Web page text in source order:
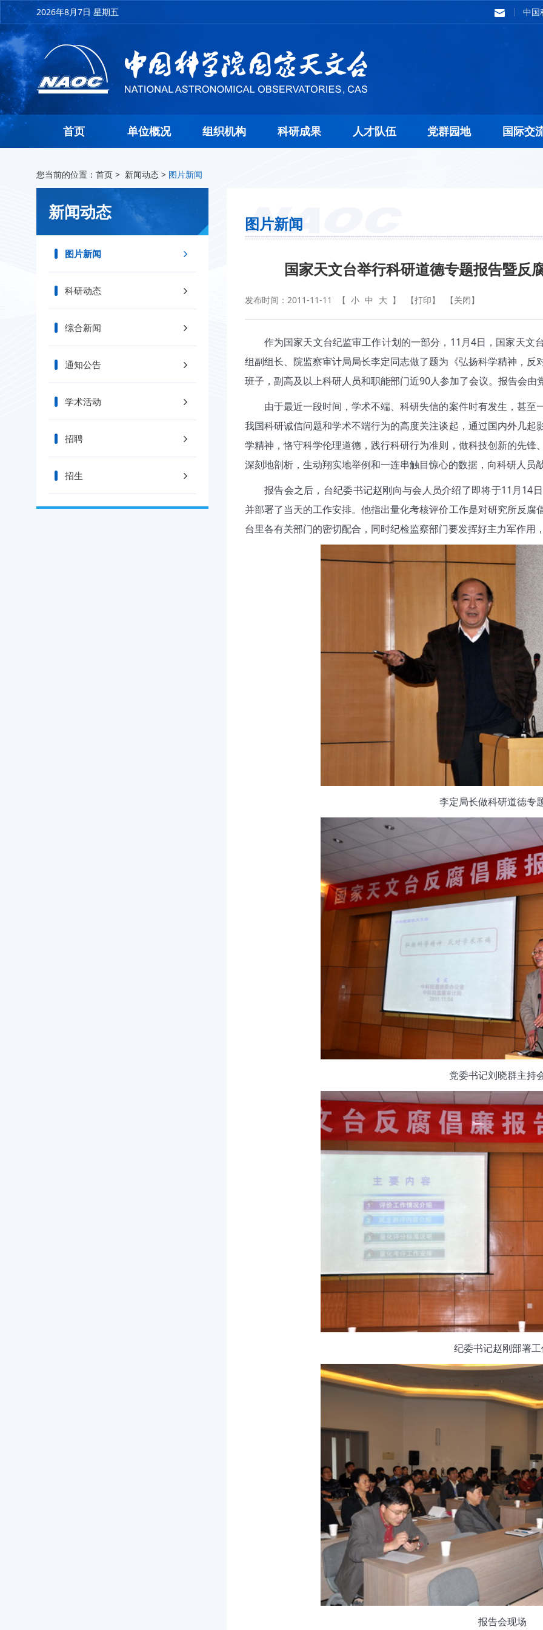
2026年8月7日 星期五 中国
首页 单位概况 组织机构 科研成果 人才队伍 党群园地 国际交
您当前的位置： 首页 > 新闻动态 > 图片新闻
新闻动态
图片新闻
科研动态
综合新闻
通知公告
学术活动
招聘
招生
图片新闻
国家天文台举行科研道德专题报告暨反
发布时间：2011-11-11 【 小 中 大 】 【打印】 【关闭】
作为国家天文台纪监审工作计划的一部分，11月4日，国家天文
组副组长、院监察审计局局长李定同志做了题为《弘扬科学精神，
班子，副高及以上科研人员和职能部门近90人参加了会议。报告会由
由于最近一段时间，学术不端、科研失信的案件时有发生，甚至
我国科研诚信问题和学术不端行为的高度关注谈起，通过国内外几
学精神，恪守科学伦理道德，践行科研行为准则，做科技创新的先
深刻地剖析，生动翔实地举例和一连串触目惊心的数据，向科研人员
报告会之后，台纪委书记赵刚向与会人员介绍了即将于11月14
并部署了当天的工作安排。他指出量化考核评价工作是对研究所反
台里各有关部门的密切配合，同时纪检监察部门要发挥好主力军作用
李定局长做科研道德专
党委书记刘晓群主持
纪委书记赵刚部署
报告会现场